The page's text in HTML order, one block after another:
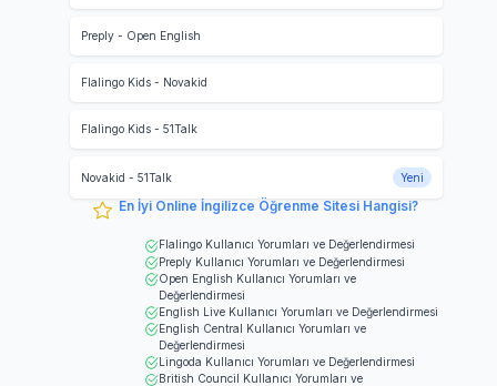
Preply- Open English
Flalingo Kids- Novakid
Flalingo Kids- 51Talk
Novakid - 51Talk Yeni
En İyi Online İngilizce Öğrenme Sitesi Hangisi?
Flalingo Kullanıcı Yorumları ve Değerlendirmesi
Preply Kullanıcı Yorumları ve Değerlendirmesi
Open English Kullanıcı Yorumları ve
Değerlendirmesi
English Live Kullanıcı Yorumları ve Değerlendirmesi
English Central Kullanıcı Yorumları ve
Değerlendirmesi
Lingoda Kullanıcı Yorumları ve Değerlendirmesi
British Council Kullanıcı Yorumları ve